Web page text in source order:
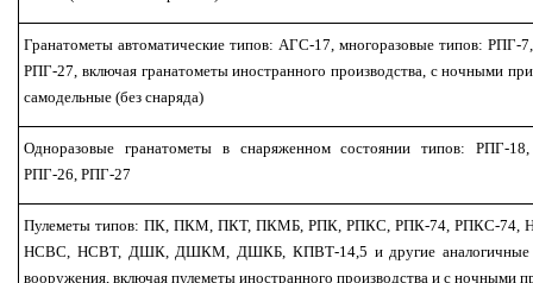
Гранатометы автоматические типов: АГС-17, многоразовые типов: РПГ-
РПГ-27, включая гранатометы иностранного производства, с ночными
самодельные (без снаряда)
Одноразовые гранатометы в снаряженном состоянии типов: РПГ-
РПГ-26, РПГ-27
Пулеметы типов: ПК, ПКМ, ПКТ, ПКМБ, РПК, РПКС, РПК-74, РПКС-74,
НСВС, НСВТ, ДШК, ДШКМ, ДШКБ, КПВТ-14,5 и другие аналогичные
вооружения, включая пулеметы иностранного производства и с ночными